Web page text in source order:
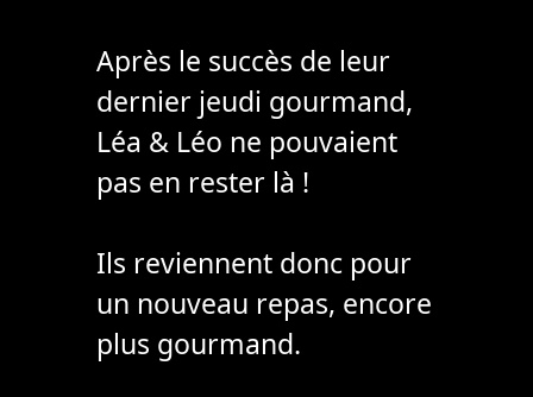
Après le succès de leur
dernier jeudi gourmand,
Léa & Léo ne pouvaient
pas en rester là !
Ils reviennent donc pour
un nouveau repas, encore
plus gourmand.